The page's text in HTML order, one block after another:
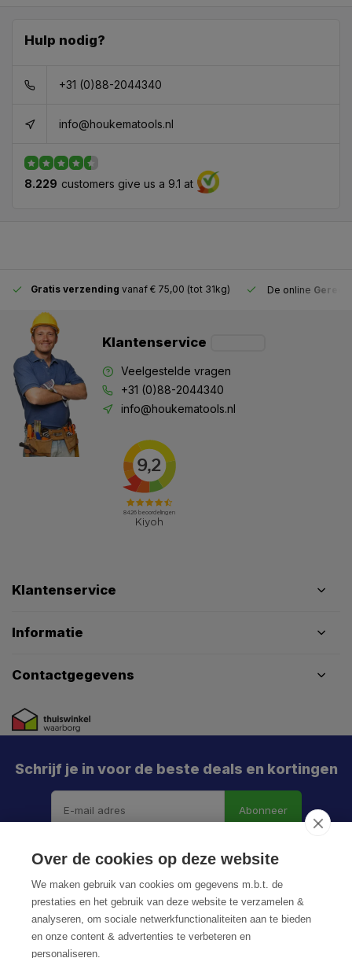
Hulp nodig?
+31 (0)88-2044340
info@houkematools.nl
8.229 customers give us a 9.1 at
Gratis verzending vanaf € 75,00 (tot 31kg) De online
Klantenservice
Veelgestelde vragen
+31 (0)88-2044340
info@houkematools.nl
Klantenservice
Informatie
Contactgegevens
Schrijf je in voor de beste deals en kortingen
Abonneer
Over de cookies op deze website
We maken gebruik van cookies om gegevens m.b.t. de
prestaties en het gebruik van deze website te verzamelen &
analyseren, om sociale netwerkfunctionaliteiten aan te bieden
en onze content & advertenties te verbeteren en
personaliseren.